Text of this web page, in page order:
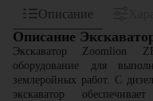
Описание
Описание
Экскаватор Zoomlion
оборудование для
землеройных работ. С
экскаватор